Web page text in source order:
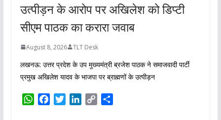
उत्पीड़न के आरोप पर अखिलेश को डिप्टी
सीएम पाठक का करारा जवाब
August 8, 2026 TLT Desk
लखनऊ: उत्तर प्रदेश के उप मुख्यमंत्री ब्रजेश पाठक ने समाजवादी पार्टी
प्रमुख अखिलेश यादव के भाजपा पर ब्राह्मणों के उत्पीड़न
W